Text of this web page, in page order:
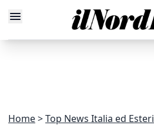
Home Top News Italia ed Esteri